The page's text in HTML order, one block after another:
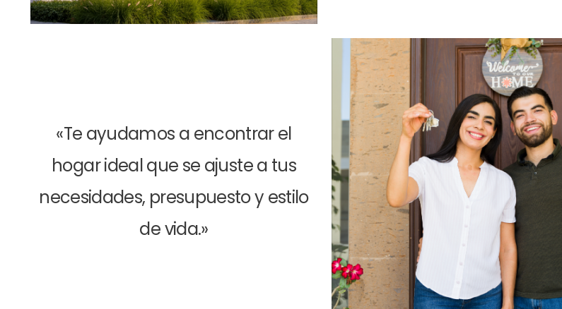
«Te ayudamos a encontrar el
hogar ideal que se ajuste a tus
necesidades, presupuesto y estilo
de vida.»